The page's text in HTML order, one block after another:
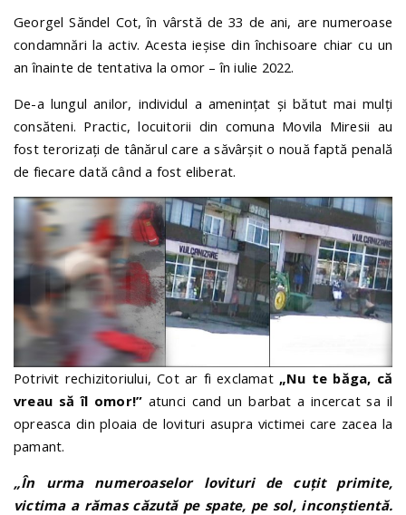
Georgel Săndel Cot, în vârstă de 33 de ani, are numeroase
condamnări la activ. Acesta ieșise din închisoare chiar cu un
an înainte de tentativa la omor – în iulie 2022.
De-a lungul anilor, individul a amenințat și bătut mai mulți
consăteni. Practic, locuitorii din comuna Movila Miresii au
fost terorizați de tânărul care a săvârșit o nouă faptă penală
de fiecare dată când a fost eliberat.
Potrivit rechizitoriului, Cot ar fi exclamat „Nu te băga, că
vreau să îl omor!” atunci cand un barbat a incercat sa il
opreasca din ploaia de lovituri asupra victimei care zacea la
pamant.
„În urma numeroaselor lovituri de cuţit primite,
victima a rămas căzută pe spate, pe sol, inconştientă.